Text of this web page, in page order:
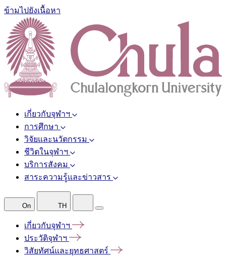
ข้ามไปยังเนื้อหา
เกี่ยวกับจุฬาฯ
การศึกษา
วิจัยและนวัตกรรม
ชีวิตในจุฬาฯ
บริการสังคม
สาระความรู้และข่าวสาร
On TH
เกี่ยวกับจุฬาฯ
ประวัติจุฬาฯ
วิสัยทัศน์และยุทธศาสตร์